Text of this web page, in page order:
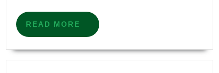
READ MORE
READ
MORE